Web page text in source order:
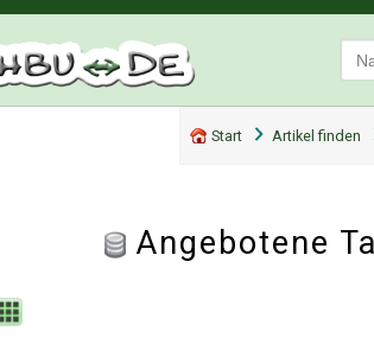
Start Artikel finden
Angebotene